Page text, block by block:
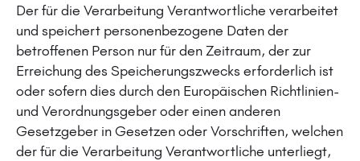
Der für die Verarbeitung Verantwortliche verarbeitet
und speichert personenbezogene Daten der
betroffenen Person nur für den Zeitraum, der zur
Erreichung des Speicherungszwecks erforderlich ist
oder sofern dies durch den Europäischen Richtlinien-
und Verordnungsgeber oder einen anderen
Gesetzgeber in Gesetzen oder Vorschriften, welchen
der für die Verarbeitung Verantwortliche unterliegt,